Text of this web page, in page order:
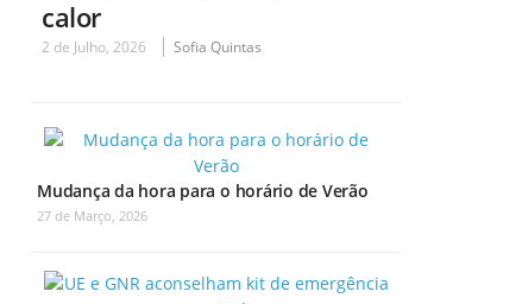
calor
2 de Julho, 2026 Sofia Quintas
Mudança da hora para o horário de Verão
27 de Março, 2026